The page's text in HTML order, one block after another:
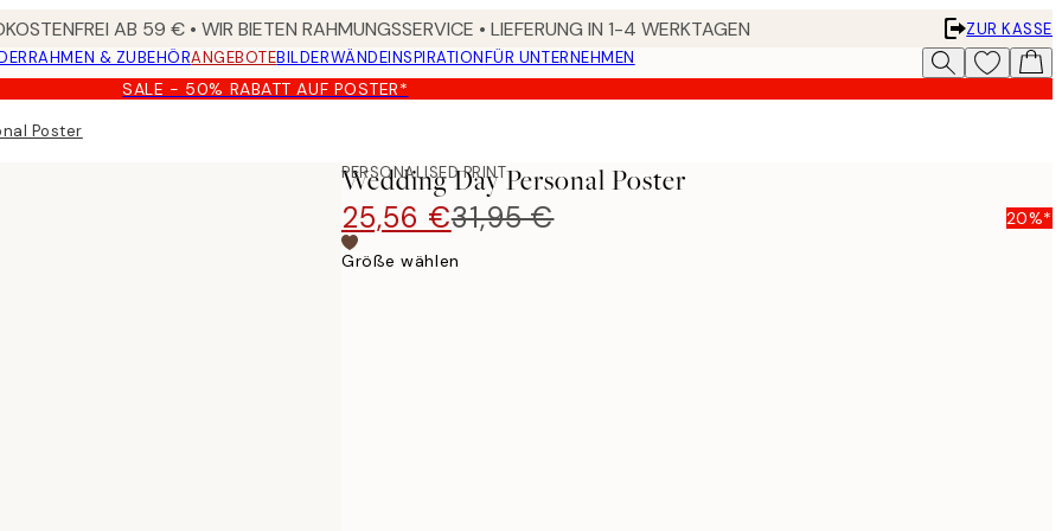
AB 59 € • WIR BIETEN RAHMUNGSSERVICE • LIEFERUNG IN 1-4 WERKTAGEN
ZUR KASSE
RAHMEN & ZUBEHÖRANGEBOTEBILDERWÄNDEINSPIRATIONFÜR UNTERNEHMEN
SALE - 50% RABATT AUF POSTER*
Poster
PERSONALISED PRINT
Wedding Day Personal Poster
25,56 €31,95 € 20%*
Größe wählen